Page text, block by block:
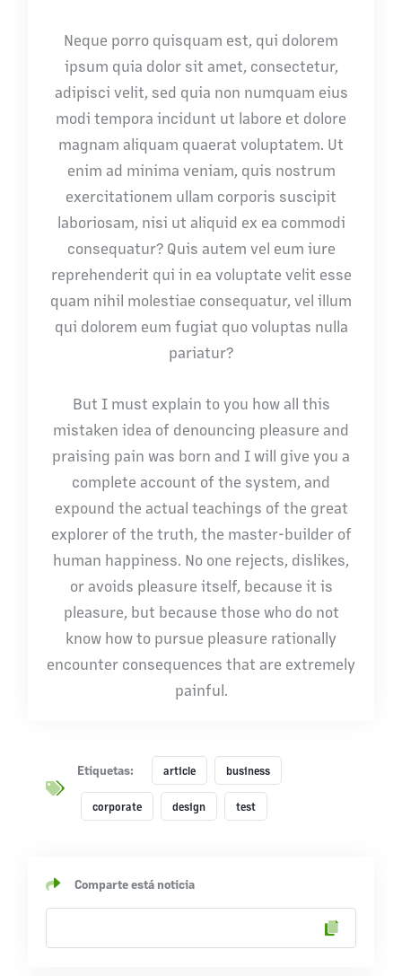
Neque porro quisquam est, qui dolorem
ipsum quia dolor sit amet, consectetur,
adipisci velit, sed quia non numquam eius
modi tempora incidunt ut labore et dolore
magnam aliquam quaerat voluptatem. Ut
enim ad minima veniam, quis nostrum
exercitationem ullam corporis suscipit
laboriosam, nisi ut aliquid ex ea commodi
consequatur? Quis autem vel eum iure
reprehenderit qui in ea voluptate velit esse
quam nihil molestiae consequatur, vel illum
qui dolorem eum fugiat quo voluptas nulla
pariatur?
But I must explain to you how all this
mistaken idea of denouncing pleasure and
praising pain was born and I will give you a
complete account of the system, and
expound the actual teachings of the great
explorer of the truth, the master-builder of
human happiness. No one rejects, dislikes,
or avoids pleasure itself, because it is
pleasure, but because those who do not
know how to pursue pleasure rationally
encounter consequences that are extremely
painful.
Etiquetas: article business
corporate design test
Comparte está noticia
Lanzami
ento
studio
desarrol
INFOR y